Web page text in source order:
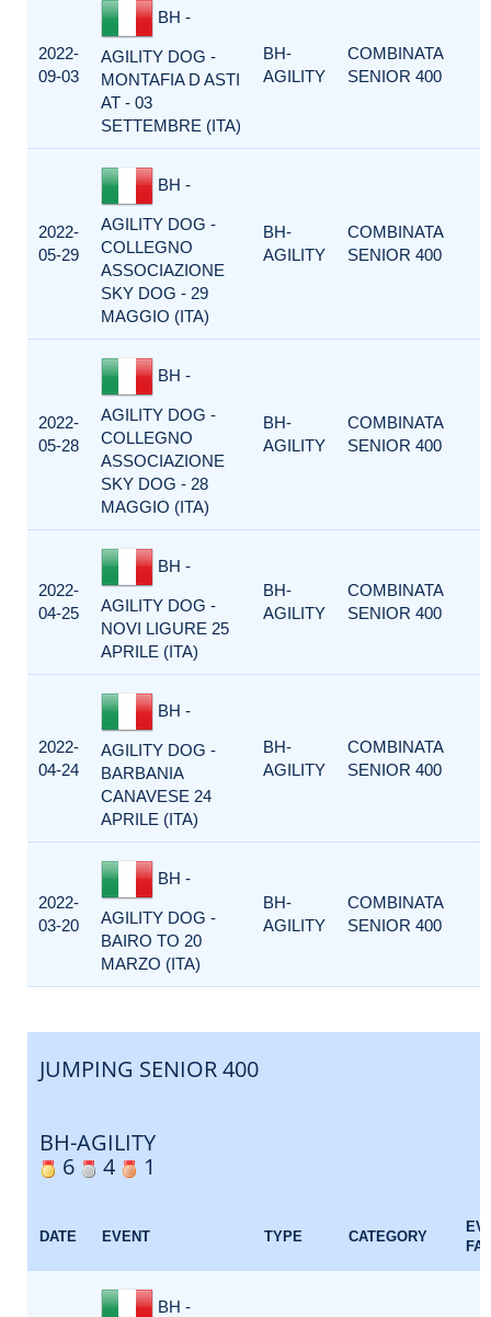
2022-
09-03
BH -
AGILITY DOG -
MONTAFIA D ASTI
AT - 03
SETTEMBRE (ITA)
BH-
AGILITY
COMBINATA
SENIOR 400
2022-
05-29
BH -
AGILITY DOG -
COLLEGNO
ASSOCIAZIONE
SKY DOG - 29
MAGGIO (ITA)
BH-
AGILITY
COMBINATA
SENIOR 400
2022-
05-28
BH -
AGILITY DOG -
COLLEGNO
ASSOCIAZIONE
SKY DOG - 28
MAGGIO (ITA)
BH-
AGILITY
COMBINATA
SENIOR 400
2022-
04-25
BH -
AGILITY DOG -
NOVI LIGURE 25
APRILE (ITA)
BH-
AGILITY
COMBINATA
SENIOR 400
2022-
04-24
BH -
AGILITY DOG -
BARBANIA
CANAVESE 24
APRILE (ITA)
BH-
AGILITY
COMBINATA
SENIOR 400
2022-
03-20
BH -
AGILITY DOG -
BAIRO TO 20
MARZO (ITA)
BH-
AGILITY
COMBINATA
SENIOR 400
JUMPING SENIOR 400
BH-AGILITY
6
4 1
DATE EVENT TYPE CATEGORY
BH -